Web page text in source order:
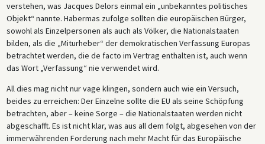
verstehen, was Jacques Delors einmal ein „unbekanntes politisches
Objekt“ nannte. Habermas zufolge sollten die europäischen Bürger,
sowohl als Einzelpersonen als auch als Völker, die Nationalstaaten
bilden, als die „Miturheber“ der demokratischen Verfassung Europas
betrachtet werden, die de facto im Vertrag enthalten ist, auch wenn
das Wort „Verfassung“ nie verwendet wird.
All dies mag nicht nur vage klingen, sondern auch wie ein Versuch,
beides zu erreichen: Der Einzelne sollte die EU als seine Schöpfung
betrachten, aber – keine Sorge – die Nationalstaaten werden nicht
abgeschafft. Es ist nicht klar, was aus all dem folgt, abgesehen von der
immerwährenden Forderung nach mehr Macht für das Europäische